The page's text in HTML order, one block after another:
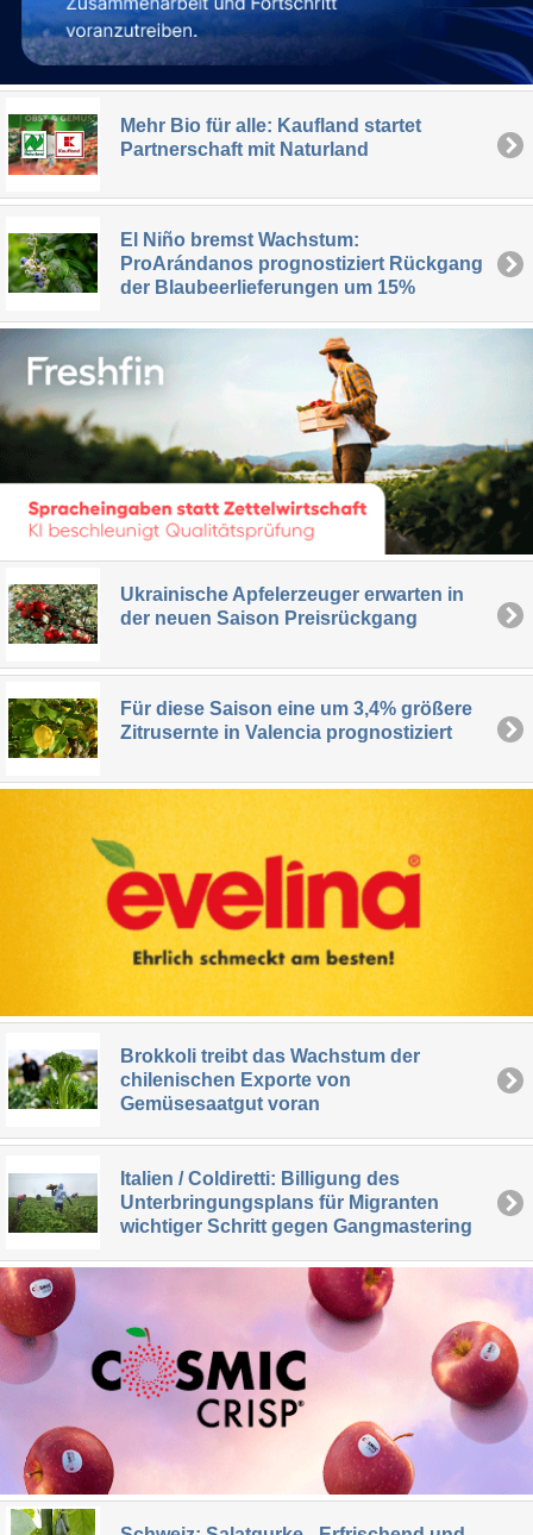
Mehr Bio für alle: Kaufland startet
Partnerschaft mit Naturland
El Niño bremst Wachstum:
ProArándanos prognostiziert Rückgang
der Blaubeerlieferungen um 15%
Ukrainische Apfelerzeuger erwarten in
der neuen Saison Preisrückgang
Für diese Saison eine um 3,4% größere
Zitrusernte in Valencia prognostiziert
Brokkoli treibt das Wachstum der
chilenischen Exporte von
Gemüsesaatgut voran
Italien / Coldiretti: Billigung des
Unterbringungsplans für Migranten
wichtiger Schritt gegen Gangmastering